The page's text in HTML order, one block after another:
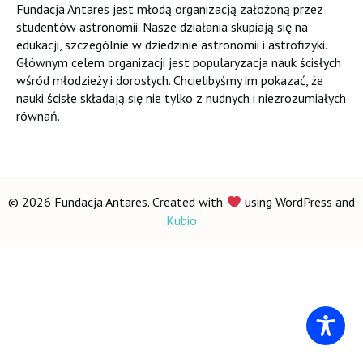
Fundacja Antares jest młodą organizacją założoną przez
studentów astronomii. Nasze działania skupiają się na
edukacji, szczególnie w dziedzinie astronomii i astrofizyki.
Głównym celem organizacji jest popularyzacja nauk ścisłych
wśród młodzieży i dorosłych. Chcielibyśmy im pokazać, że
nauki ścisłe składają się nie tylko z nudnych i niezrozumiałych
równań.
© 2026 Fundacja Antares. Created with
using WordPress and
Kubio